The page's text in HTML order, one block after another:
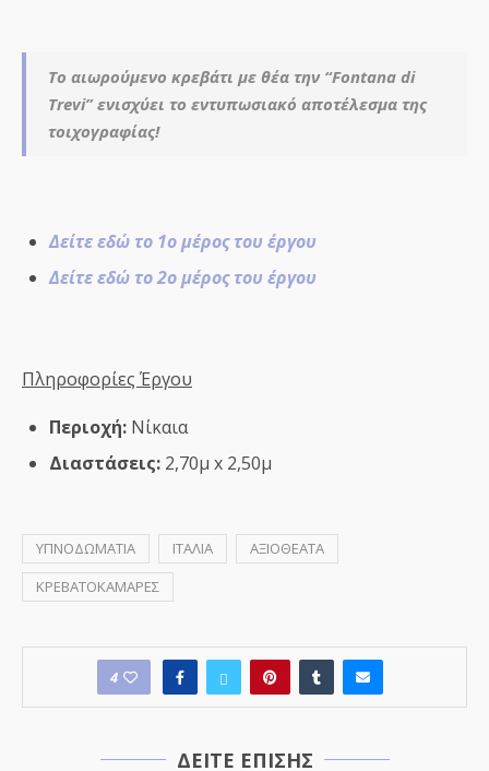
Το αιωρούμενο κρεβάτι με θέα την “Fontana di
Trevi” ενισχύει το εντυπωσιακό αποτέλεσμα της
τοιχογραφίας!
Δείτε εδώ το 1ο μέρος του έργου
Δείτε εδώ το 2ο μέρος του έργου
Πληροφορίες Έργου
Περιοχή: Νίκαια
Διαστάσεις: 2,70μ x 2,50μ
ΥΠΝΟΔΩΜΑΤΙΑ ΙΤΑΛΙΑ
ΑΞΙΟΘΕΑΤΑ
ΚΡΕΒΑΤΟΚΑΜΑΡΕΣ
4
ΔΕΙΤΕ ΕΠΙΣΗΣ